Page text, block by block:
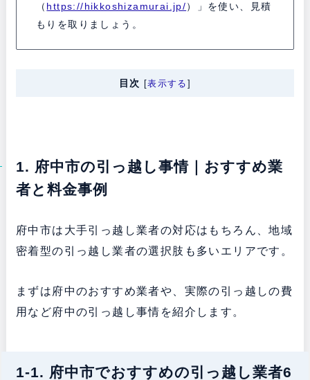
（ https://hikkoshizamurai.jp/）」を使い、見積
もりを取りましょう。
目次 [表示する ]
1. 府中市の引っ越し事情｜おすすめ業
者と料金事例
府中市は大手引っ越し業者の対応はもちろん、地域
密着型の引っ越し業者の選択肢も多いエリアです。
まずは府中のおすすめ業者や、実際の引っ越しの費
用など府中の引っ越し事情を紹介します。
1-1. 府中市でおすすめの引っ越し業者6